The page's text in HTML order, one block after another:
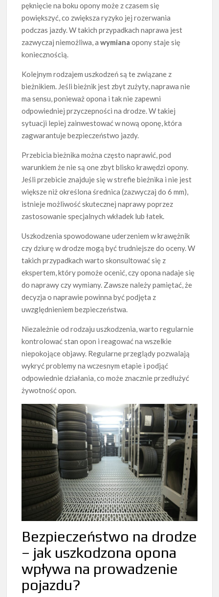
pęknięcie na boku opony może z czasem się
powiększyć, co zwiększa ryzyko jej rozerwania
podczas jazdy. W takich przypadkach naprawa jest
zazwyczaj niemożliwa, awymiana opony staje się
koniecznością.
Kolejnym rodzajem uszkodzeń są te związane z
bieżnikiem. Jeśli bieżnik jest zbyt zużyty, naprawa nie
ma sensu, ponieważ opona i tak nie zapewni
odpowiedniej przyczepności na drodze. W takiej
sytuacji lepiej zainwestować w nową oponę, która
zagwarantuje bezpieczeństwo jazdy.
Przebicia bieżnika można często naprawić, pod
warunkiem że nie są one zbyt blisko krawędzi opony.
Jeśli przebicie znajduje się w strefie bieżnika i nie jest
większe niż określona średnica (zazwyczaj do 6 mm),
istnieje możliwość skutecznej naprawy poprzez
zastosowanie specjalnych wkładek lub łatek.
Uszkodzenia spowodowane uderzeniem w krawężnik
czy dziurę w drodze mogą być trudniejsze do oceny. W
takich przypadkach warto skonsultować się z
ekspertem, który pomoże ocenić, czy opona nadaje się
do naprawy czy wymiany. Zawsze należy pamiętać, że
decyzja o naprawie powinna być podjęta z
uwzględnieniem bezpieczeństwa.
Niezależnie od rodzaju uszkodzenia, warto regularnie
kontrolować stan opon i reagować na wszelkie
niepokojące objawy. Regularne przeglądy pozwalają
wykryć problemy na wczesnym etapie i podjąć
odpowiednie działania, co może znacznie przedłużyć
żywotność opon.
Bezpieczeństwo na drodze
– jak uszkodzona opona
wpływa na prowadzenie
pojazdu?